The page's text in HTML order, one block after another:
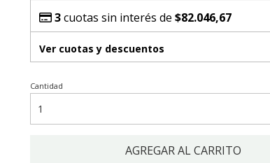
3cuotas sin interés de $82.046,67
Ver cuotas y descuentos
Cantidad
AGREGAR AL CARRITO